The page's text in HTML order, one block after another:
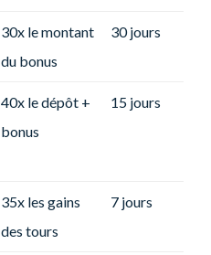
30x le montant
du bonus
30 jours
40x le dépôt +
bonus
15 jours
35x les gains
des tours
7 jours